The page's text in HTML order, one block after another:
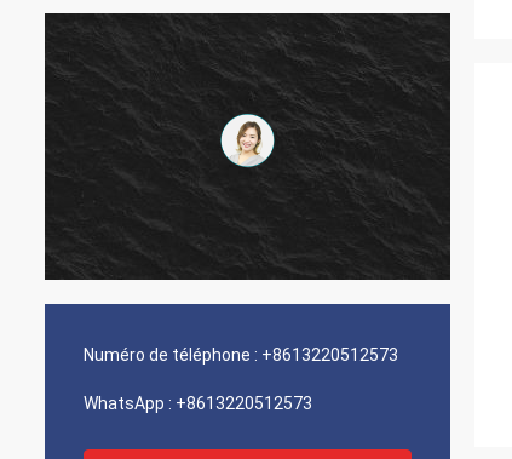
Numéro de téléphone : +8613220512573
WhatsApp : +8613220512573